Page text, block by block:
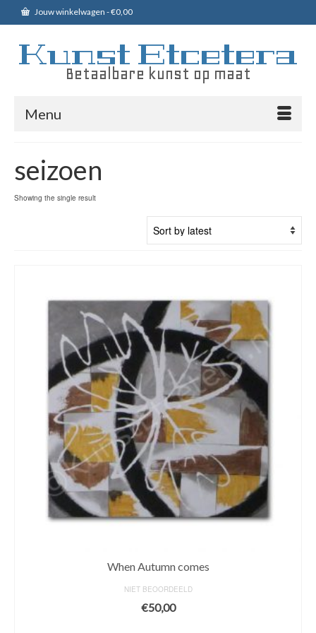
Jouw winkelwagen -€0,00
Kunst Etcetera
Betaalbare kunst op maat
Menu
seizoen
Showing the single result
When Autumn comes
NIET BEOORDEELD
€50,00